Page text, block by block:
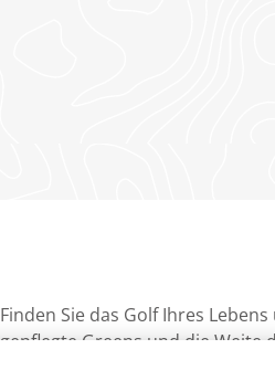
Finden Sie das Golf Ihres
gepflegte Greens und die Weite
Natur direkt am Fleesensee.